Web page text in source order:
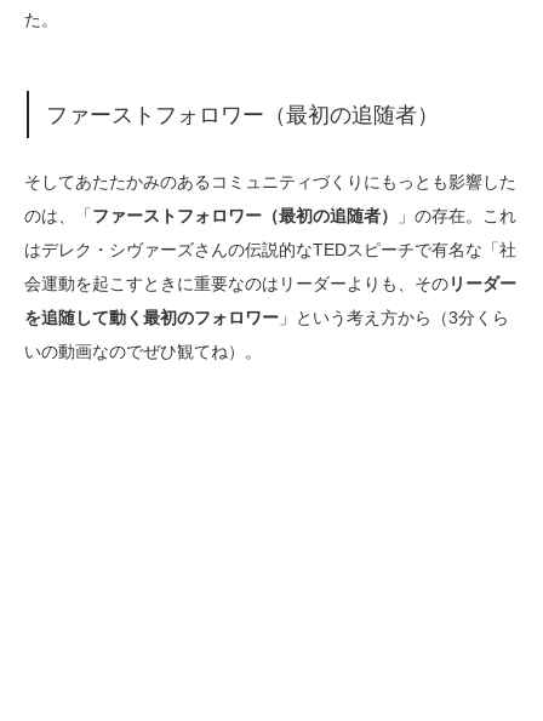
た。
ファーストフォロワー（最初の追随者）
そしてあたたかみのあるコミュニティづくりにもっとも影響した
のは、「ファーストフォロワー（最初の追随者）
」の存在。これ
はデレク・シヴァーズさんの伝説的なTEDスピーチで有名な「社
会運動を起こすときに重要なのはリーダーよりも、そのリーダー
を追随して動く最初のフォロワー 」という考え方から（3分くら
いの動画なのでぜひ観てね）。